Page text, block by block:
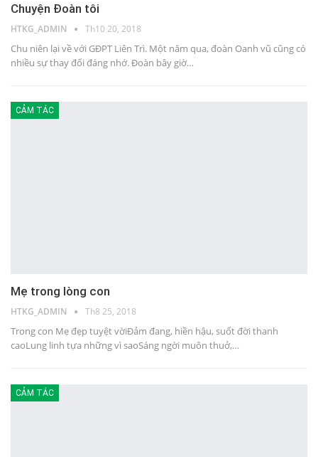
Chuyện Đoàn tôi
HTKG_ADMIN Th10 20, 2018
Chu niên lại về với GĐPT Liên Trì. Một năm qua, đoàn Oanh vũ cũng có
nhiều sự thay đổi đáng nhớ. Đoàn bây giờ…
CẢM TÁC
Mẹ trong lòng con
HTKG_ADMIN Th8 25, 2018
Trong con Mẹ đẹp tuyệt vờiĐảm đang, hiền hậu, suốt đời thanh
caoLung linh tựa những vì saoSáng ngời muôn thuở,…
CẢM TÁC